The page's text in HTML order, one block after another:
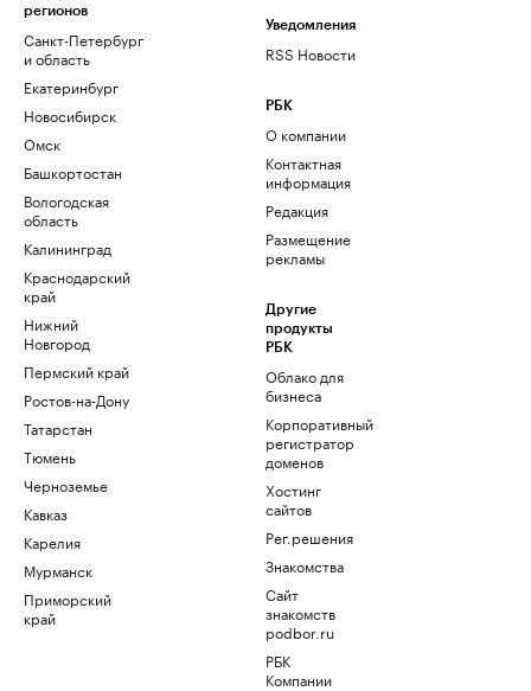
регионов
Санкт-Петербург
и область
Екатеринбург
Новосибирск
Омск
Башкортостан
Вологодская
область
Калининград
Краснодарский
край
Нижний
Новгород
Пермский край
Ростов-на-Дону
Татарстан
Тюмень
Черноземье
Кавказ
Карелия
Мурманск
Приморский
край
Уведомления
RSS Новости
РБК
О компании
Контактная
информация
Редакция
Размещение
рекламы
Другие
продукты
РБК
Облако для
бизнеса
Корпоративный
регистратор
доменов
Хостинг
сайтов
Рег.решения
Знакомства
Сайт
знакомств
podbor.ru
РБК
Компании